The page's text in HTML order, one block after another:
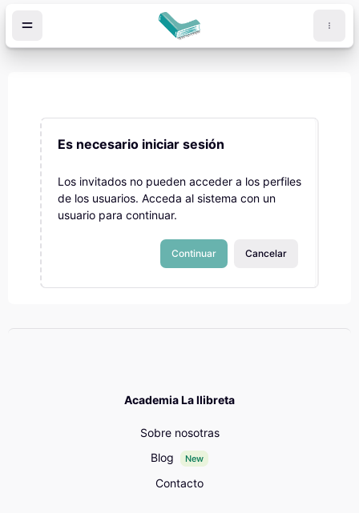
Es necesario iniciar sesión
Los invitados no pueden acceder a los perfiles
de los usuarios. Acceda al sistema con un
usuario para continuar.
Cancelar
Continuar
Academia La llibreta
Sobre nosotras
Blog
New
Contacto